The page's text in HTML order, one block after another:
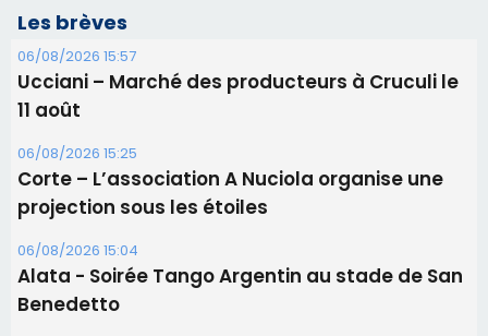
Les brèves
06/08/2026 15:57
Ucciani – Marché des producteurs à Cruculi le
11 août
06/08/2026 15:25
Corte – L’association A Nuciola organise une
projection sous les étoiles
06/08/2026 15:04
Alata - Soirée Tango Argentin au stade de San
Benedetto